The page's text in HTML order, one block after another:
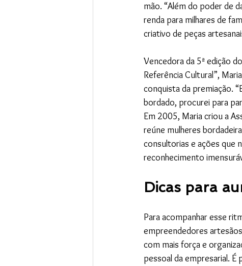
mão. “Além do poder de
renda para milhares de
criativo de peças
Vencedora da 5ª edição do
Referência Cultural”,
conquista da premiação.
bordado, procurei para
Em 2005, Maria criou a
reúne mulheres
consultorias e ações que
reconhecimento
Dicas para
Para acompanhar esse
empreendedores
com mais força e
pessoal da empresarial.